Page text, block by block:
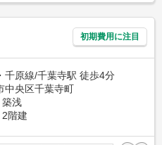
初期費用に注目
千原線/千葉寺駅 徒歩4分
中央区千葉寺町
築浅
2階建